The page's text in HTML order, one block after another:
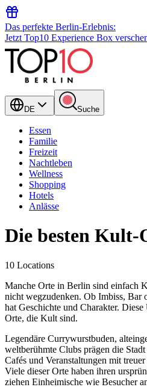
Das perfekte Berlin-Erlebnis:
Jetzt Top10 Experience Box
DE Suche
Essen
Familie
Freizeit
Nachtleben
Wellness
Shopping
Hotels
Anlässe
Die besten
10 Locations
Manche Orte in Berlin sind einfach
nicht wegzudenken. Ob Imbiss, Bar
hat Geschichte und Charakter.
Orte, die Kult sind.
Legendäre Currywurstbuden,
weltberühmte Clubs prägen die
Cafés und Veranstaltungen mit
Viele dieser Orte haben ihren
ziehen Einheimische wie Besucher